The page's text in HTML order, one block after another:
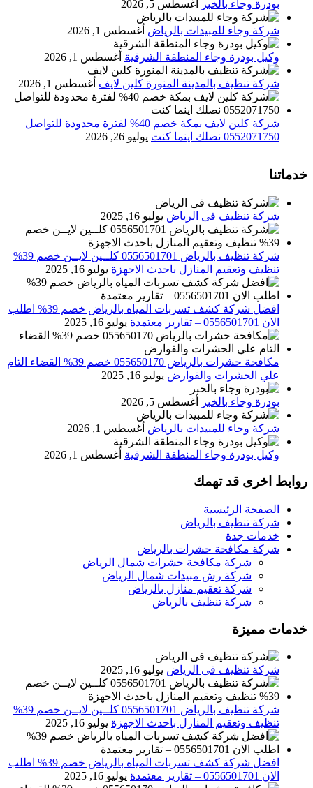
بودرة وجاء بالخبر أغسطس 5, 2026
شركة وجاء للمبيدات بالرياض أغسطس 1, 2026
وكيل بودرة وجاء المنطقة الشرقية أغسطس 1, 2026
شركة تنظيف بالمدينة المنورة كلين لايف أغسطس 1, 2026
شركة كلين لايف بمكة خصم 40% لفترة محدودة للتواصل
0552071750 نصلك اينما كنت
يوليو 26, 2026
خدماتنا
شركة تنظيف فى الرياض يوليو 16, 2025
شركة تنظيف بالرياض 0556501701 كلــين لايــن خصم 39%
تنظيف وتعقيم المنازل باحدث الاجهزة يوليو 16, 2025
افضل شركة كشف تسربات المياه بالرياض خصم 39% اطلب
الان 0556501701‬‏ – تقارير معتمدة
يوليو 16, 2025
مكافحة حشرات بالرياض 055650170 خصم 39% القضاء التام
علي الحشرات والقوارض يوليو 16, 2025
بودرة وجاء بالخبر أغسطس 5, 2026
شركة وجاء للمبيدات بالرياض أغسطس 1, 2026
وكيل بودرة وجاء المنطقة الشرقية أغسطس 1, 2026
روابط اخرى قد تهمك
الصفحة الرئيسية
شركة تنظيف بالرياض
خدمات جدة
شركة مكافحة حشرات بالرياض
شركة مكافحة حشرات شمال الرياض
شركة رش مبيدات شمال الرياض
شركة تعقيم منازل بالرياض
شركة تنظيف بالرياض
خدمات مميزة
شركة تنظيف فى الرياض يوليو 16, 2025
شركة تنظيف بالرياض 0556501701 كلــين لايــن خصم 39%
تنظيف وتعقيم المنازل باحدث الاجهزة يوليو 16, 2025
افضل شركة كشف تسربات المياه بالرياض خصم 39% اطلب
الان 0556501701‬‏ – تقارير معتمدة
يوليو 16, 2025